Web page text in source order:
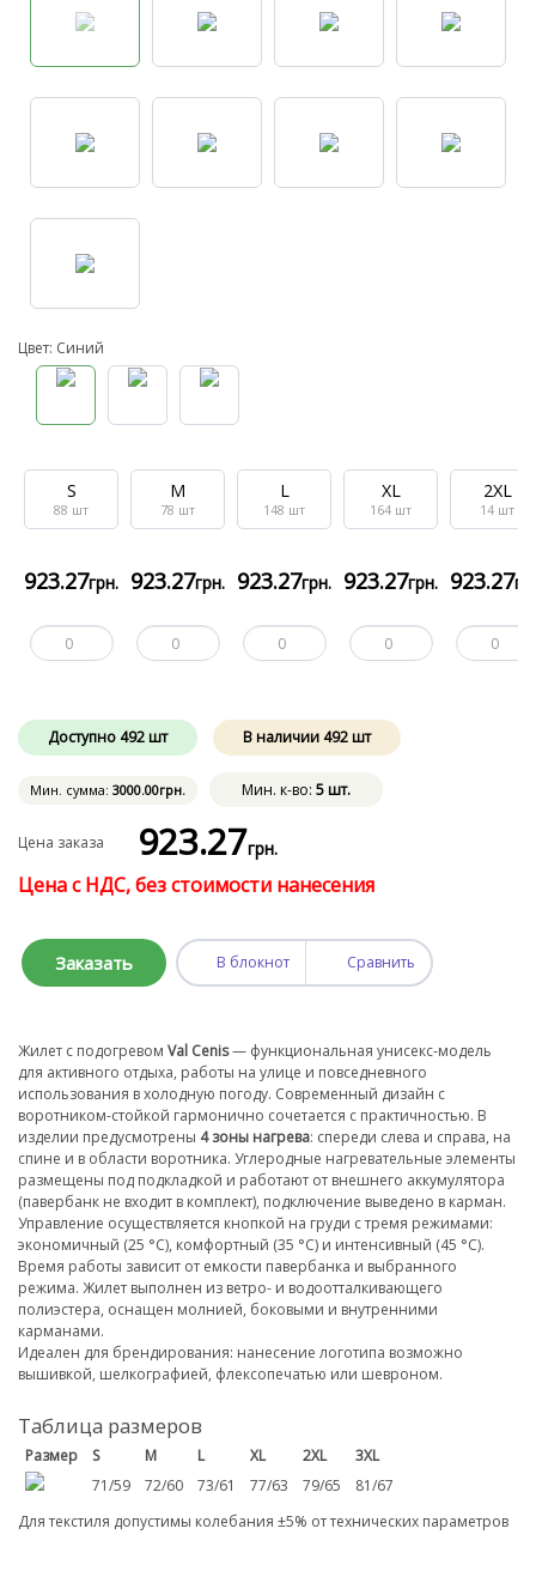
Цвет: Синий
S
88 шт
923.27грн.
M
78 шт
923.27грн.
L
148 шт
923.27грн.
XL
164 шт
923.27грн.
2XL
14 шт
923.27
Доступно 492 шт В наличии 492шт
Мин. сумма: 3000.00грн. Мин. к-во: 5 шт.
Цена заказа 923.27грн.
Цена с НДС, без стоимости нанесения
Заказать В блокнот Сравнить
Жилет с подогревом Val Cenis— функциональная унисекс-модель
для активного отдыха, работы на улице и повседневного
использования в холодную погоду. Современный дизайн с
воротником-стойкой гармонично сочетается с практичностью. В
изделии предусмотрены 4 зоны нагрева: спереди слева и справа, на
спине и в области воротника. Углеродные нагревательные элементы
размещены под подкладкой и работают от внешнего аккумулятора
(павербанк не входит в комплект), подключение выведено в карман.
Управление осуществляется кнопкой на груди с тремя режимами:
экономичный (25 °C), комфортный (35 °C) и интенсивный (45 °C).
Время работы зависит от емкости павербанка и выбранного
режима. Жилет выполнен из ветро- и водоотталкивающего
полиэстера, оснащен молнией, боковыми и внутренними
карманами.
Идеален для брендирования: нанесение логотипа возможно
вышивкой, шелкографией, флексопечатью или шевроном.
Таблица размеров
Размер S M L XL 2XL
3XL
71/59
72/60 73/61 77/63 79/65
81/67
Для текстиля допустимы колебания ±5% от технических параметров